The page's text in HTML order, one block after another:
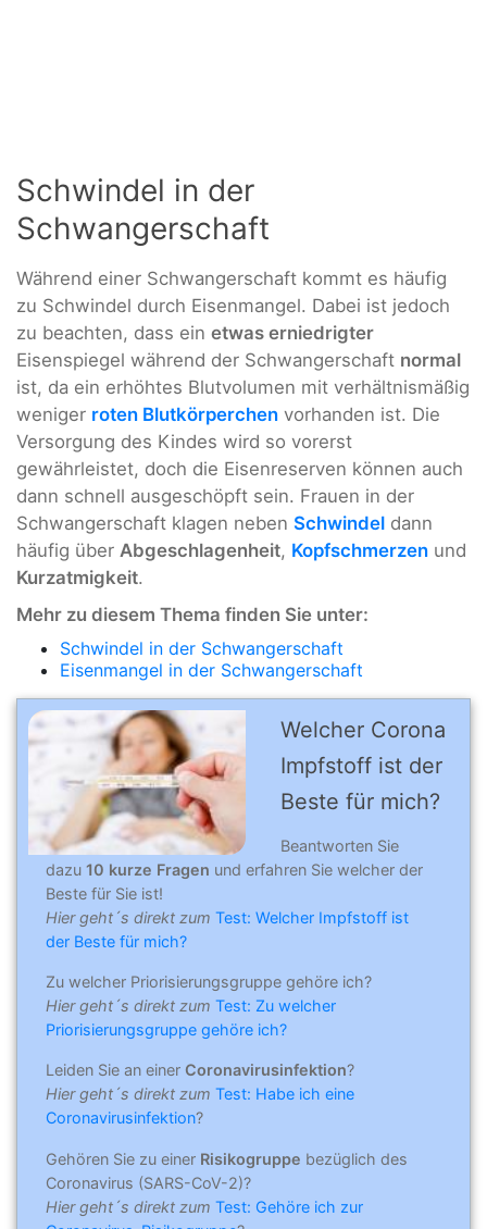
Schwindel in der
Schwangerschaft
Während einer Schwangerschaft kommt es häufig
zu Schwindel durch Eisenmangel. Dabei ist jedoch
zu beachten, dass ein etwas erniedrigter
Eisenspiegel während der Schwangerschaft normal
ist, da ein erhöhtes Blutvolumen mit verhältnismäßig
weniger roten Blutkörperchen vorhanden ist. Die
Versorgung des Kindes wird so vorerst
gewährleistet, doch die Eisenreserven können auch
dann schnell ausgeschöpft sein. Frauen in der
Schwangerschaft klagen neben Schwindel dann
häufig über Abgeschlagenheit, Kopfschmerzen und
Kurzatmigkeit.
Mehr zu diesem Thema finden Sie unter:
Schwindel in der Schwangerschaft
Eisenmangel in der Schwangerschaft
Welcher Corona
Impfstoff ist der
Beste für mich?
Beantworten Sie
dazu 10 kurze Fragen und erfahren Sie welcher der
Beste für Sie ist!
Hier geht´s direkt zum Test: Welcher Impfstoff ist
der Beste für mich?
Zu welcher Priorisierungsgruppe gehöre ich?
Hier geht´s direkt zum Test: Zu welcher
Priorisierungsgruppe gehöre ich?
Leiden Sie an einer Coronavirusinfektion?
Hier geht´s direkt zum Test: Habe ich eine
Coronavirusinfektion?
Gehören Sie zu einer Risikogruppe bezüglich des
Coronavirus (SARS-CoV-2)?
Hier geht´s direkt zum Test: Gehöre ich zur